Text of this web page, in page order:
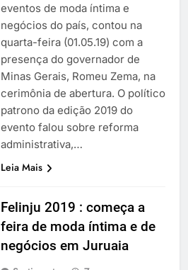
eventos de moda íntima e
negócios do país, contou na
quarta-feira (01.05.19) com a
presença do governador de
Minas Gerais, Romeu Zema, na
cerimônia de abertura. O político
patrono da edição 2019 do
evento falou sobre reforma
administrativa,…
Leia Mais
Felinju 2019 : começa a
feira de moda íntima e de
negócios em Juruaia